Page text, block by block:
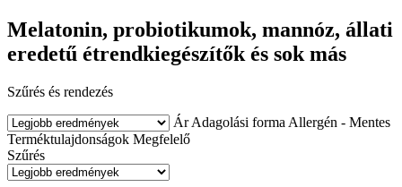
Melatonin, probiotikumok, mannóz, állati
eredetű étrendkiegészítők és sok más
Szűrés és rendezés
Ár Adagolási forma Allergén - Mentes
Terméktulajdonságok Megfelelő
Szűrés